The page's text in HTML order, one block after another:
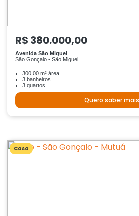
R$ 380.000,00
Avenida São Miguel
São Gonçalo - São Miguel
300.00 m² área
3 banheiros
3 quartos
Quero saber mais
Casa